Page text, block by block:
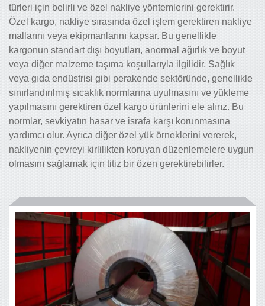
türleri için belirli ve özel nakliye yöntemlerini gerektirir.
Özel kargo, nakliye sırasında özel işlem gerektiren nakliye
mallarını veya ekipmanlarını kapsar. Bu genellikle
kargonun standart dışı boyutları, anormal ağırlık ve boyut
veya diğer malzeme taşıma koşullarıyla ilgilidir. Sağlık
veya gıda endüstrisi gibi perakende sektöründe, genellikle
sınırlandırılmış sıcaklık normlarına uyulmasını ve yükleme
yapılmasını gerektiren özel kargo ürünlerini ele alırız. Bu
normlar, sevkiyatın hasar ve israfa karşı korunmasına
yardımcı olur. Ayrıca diğer özel yük örneklerini vererek,
nakliyenin çevreyi kirlilikten koruyan düzenlemelere uygun
olmasını sağlamak için titiz bir özen gerektirebilirler.